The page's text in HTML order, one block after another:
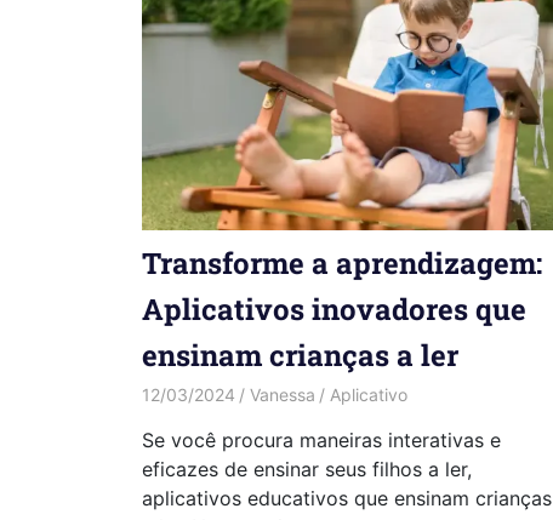
Transforme a aprendizagem:
Aplicativos inovadores que
ensinam crianças a ler
12/03/2024 Vanessa Aplicativo
Se você procura maneiras interativas e
eficazes de ensinar seus filhos a ler,
aplicativos educativos que ensinam crianças